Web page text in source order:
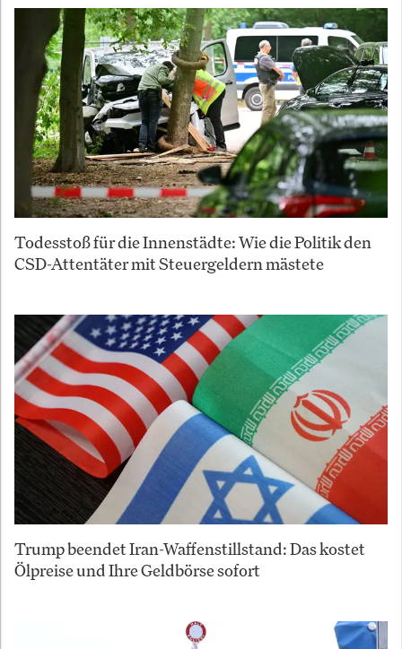
Todesstoß für die Innenstädte: Wie die Politik den
CSD-Attentäter mit Steuergeldern mästete
Trump beendet Iran-Waffenstillstand: Das kostet
Ölpreise und Ihre Geldbörse sofort